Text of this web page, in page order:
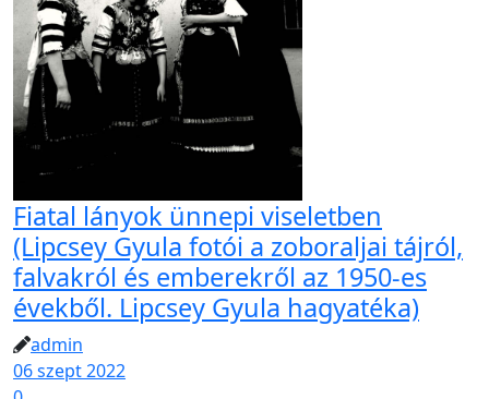
Fiatal lányok ünnepi viseletben
(Lipcsey Gyula fotói a zoboraljai tájról,
falvakról és emberekről az 1950-es
évekből. Lipcsey Gyula hagyatéka)
admin
06 szept 2022